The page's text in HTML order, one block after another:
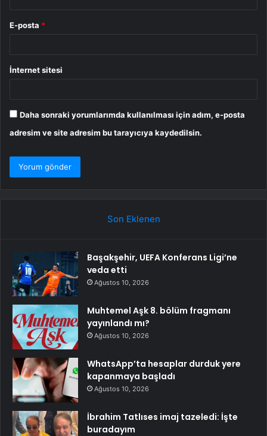
E-posta *
İnternet sitesi
Daha sonraki yorumlarımda kullanılması için adım, e-posta
adresim ve site adresim bu tarayıcıya kaydedilsin.
Son Eklenen
Başakşehir, UEFA Konferans Ligi’ne
veda etti
Ağustos 10, 2026
Muhtemel Aşk 8. bölüm fragmanı
yayınlandı mı?
Ağustos 10, 2026
WhatsApp’ta hesaplar durduk yere
kapanmaya başladı
Ağustos 10, 2026
İbrahim Tatlıses imaj tazeledi: İşte
buradayım